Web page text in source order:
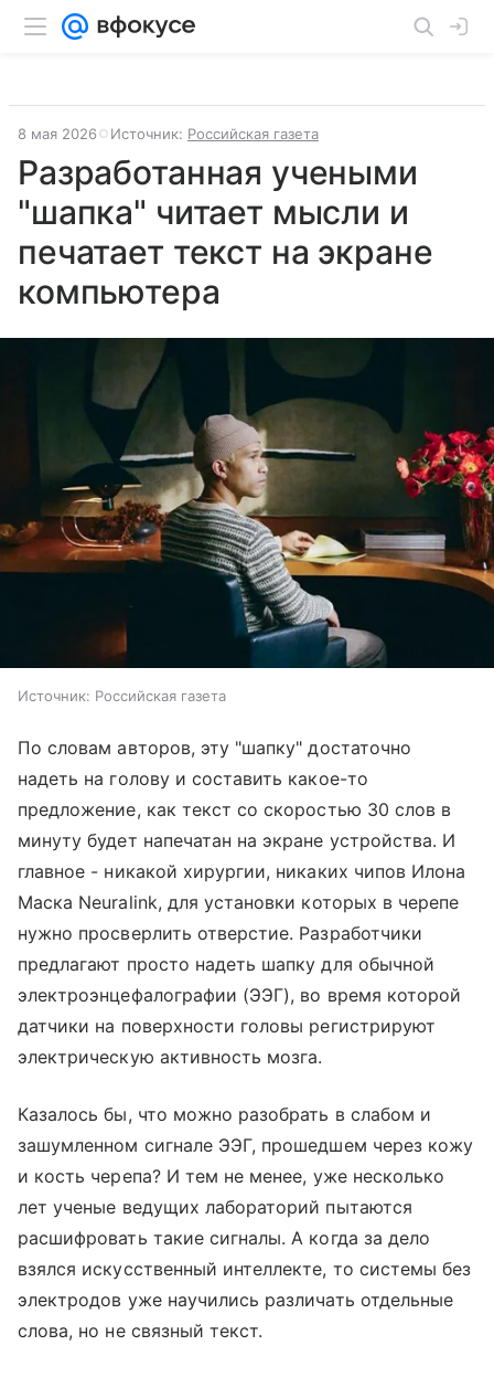
8 мая 2026 Источник: Российская газета
Разработанная учеными
"шапка" читает мысли и
печатает текст на экране
компьютера
Источник: Российская газета
По словам авторов, эту "шапку" достаточно
надеть на голову и составить какое-то
предложение, как текст со скоростью 30 слов в
минуту будет напечатан на экране устройства. И
главное - никакой хирургии, никаких чипов Илона
Маска Neuralink, для установки которых в черепе
нужно просверлить отверстие. Разработчики
предлагают просто надеть шапку для обычной
электроэнцефалографии (ЭЭГ), во время которой
датчики на поверхности головы регистрируют
электрическую активность мозга.
Казалось бы, что можно разобрать в слабом и
зашумленном сигнале ЭЭГ, прошедшем через кожу
и кость черепа? И тем не менее, уже несколько
лет ученые ведущих лабораторий пытаются
расшифровать такие сигналы. А когда за дело
взялся искусственный интеллекте, то системы без
электродов уже научились различать отдельные
слова, но не связный текст.